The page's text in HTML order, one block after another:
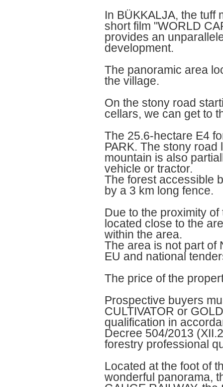
In BÜKKALJA, the tuff
short film "WORLD
provides an
development.
The panoramic area
the village.
On the stony road
cellars, we can get to
The 25.6-hectare E4
PARK. The stony road
mountain is also
vehicle or tractor.
The forest accessible
by a 3 km long fence.
Due to the proximity
located close to the
within the area.
The area is not part of
EU and national
The price of the
Prospective buyers
CULTIVATOR or
qualification in
Decree 504/2013
forestry professional
Located at the foot of
wonderful panorama,